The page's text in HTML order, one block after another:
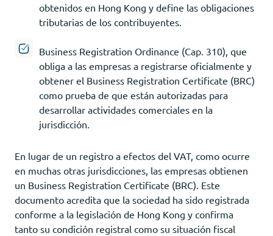
obtenidos en Hong Kong y define las obligaciones
tributarias de los contribuyentes.
Business Registration Ordinance (Cap. 310), que
obliga a las empresas a registrarse oficialmente y
obtener el Business Registration Certificate (BRC)
como prueba de que están autorizadas para
desarrollar actividades comerciales en la
jurisdicción.
En lugar de un registro a efectos del VAT, como ocurre
en muchas otras jurisdicciones, las empresas obtienen
un Business Registration Certificate (BRC). Este
documento acredita que la sociedad ha sido registrada
conforme a la legislación de Hong Kong y confirma
tanto su condición registral como su situación fiscal